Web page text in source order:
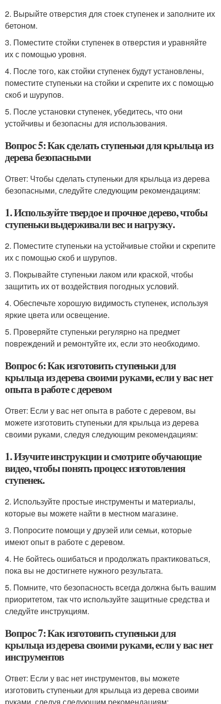
2. Вырыйте отверстия для стоек ступенек и заполните их
бетоном.
3. Поместите стойки ступенек в отверстия и уравняйте
их с помощью уровня.
4. После того, как стойки ступенек будут установлены,
поместите ступеньки на стойки и скрепите их с помощью
скоб и шурупов.
5. После установки ступенек, убедитесь, что они
устойчивы и безопасны для использования.
Вопрос 5: Как сделать ступеньки для крыльца из
дерева безопасными
Ответ: Чтобы сделать ступеньки для крыльца из дерева
безопасными, следуйте следующим рекомендациям:
1. Используйте твердое и прочное дерево, чтобы
ступеньки выдерживали вес и нагрузку.
2. Поместите ступеньки на устойчивые стойки и скрепите
их с помощью скоб и шурупов.
3. Покрывайте ступеньки лаком или краской, чтобы
защитить их от воздействия погодных условий.
4. Обеспечьте хорошую видимость ступенек, используя
яркие цвета или освещение.
5. Проверяйте ступеньки регулярно на предмет
повреждений и ремонтуйте их, если это необходимо.
Вопрос 6: Как изготовить ступеньки для
крыльца из дерева своими руками, если у вас нет
опыта в работе с деревом
Ответ: Если у вас нет опыта в работе с деревом, вы
можете изготовить ступеньки для крыльца из дерева
своими руками, следуя следующим рекомендациям:
1. Изучите инструкции и смотрите обучающие
видео, чтобы понять процесс изготовления
ступенек.
2. Используйте простые инструменты и материалы,
которые вы можете найти в местном магазине.
3. Попросите помощи у друзей или семьи, которые
имеют опыт в работе с деревом.
4. Не бойтесь ошибаться и продолжать практиковаться,
пока вы не достигнете нужного результата.
5. Помните, что безопасность всегда должна быть вашим
приоритетом, так что используйте защитные средства и
следуйте инструкциям.
Вопрос 7: Как изготовить ступеньки для
крыльца из дерева своими руками, если у вас нет
инструментов
Ответ: Если у вас нет инструментов, вы можете
изготовить ступеньки для крыльца из дерева своими